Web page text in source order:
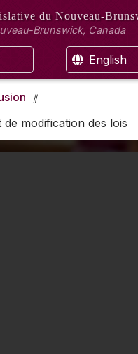
du Nouveau-
Brunswick, Canada
English
modification des lois